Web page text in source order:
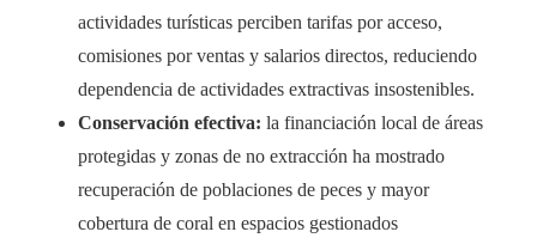
actividades turísticas perciben tarifas por acceso,
comisiones por ventas y salarios directos, reduciendo
dependencia de actividades extractivas insostenibles.
Conservación efectiva: la financiación local de áreas
protegidas y zonas de no extracción ha mostrado
recuperación de poblaciones de peces y mayor
cobertura de coral en espacios gestionados